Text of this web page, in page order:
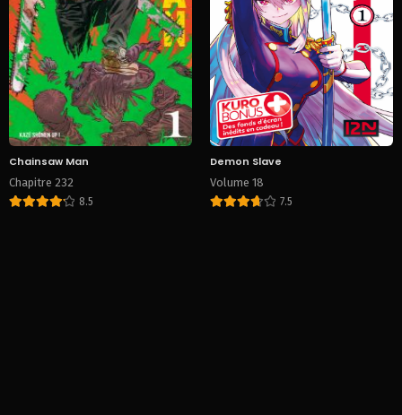
Chainsaw Man
Chapitre 232
8.5
Demon Slave
Volume 18
7.5